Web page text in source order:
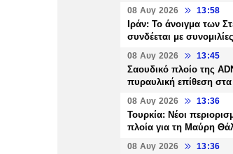
08 Αυγ 2026 13:58
Ιράν: Το άνοιγμα των
συνδέεται με
08 Αυγ 2026 13:45
Σαουδικό πλοίο της
πυραυλική επίθεση
08 Αυγ 2026 13:36
Τουρκία: Νέοι
πλοία για τη Μαύρη
08 Αυγ 2026 13:36